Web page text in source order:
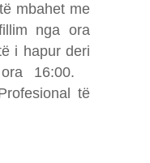
mbahet me
nga ora
i hapur deri
ora 16:00.
të